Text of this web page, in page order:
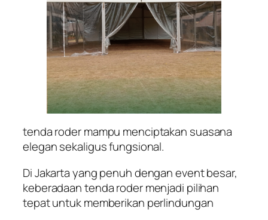
tenda roder mampu menciptakan suasana
elegan sekaligus fungsional.
Di Jakarta yang penuh dengan event besar,
keberadaan tenda roder menjadi pilihan
tepat untuk memberikan perlindungan